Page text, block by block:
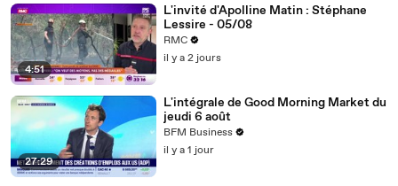
4:51
L'invité d'Apolline Matin : Stéphane
Lessire - 05/08
RMC
il y a 2 jours
27:29
L'intégrale de Good Morning Market du
jeudi 6 août
BFM Business
il y a 1 jour